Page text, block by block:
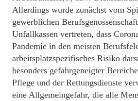
Allerdings wurde zunächst vom
gewerblichen
Unfallkassen vertreten, dass
Pandemie in den meisten
arbeitsplatzspezifisches Risiko
besonders gefahrgeneigter
Pflege und der Rettungsdienste
eine Allgemeingefahr, die alle